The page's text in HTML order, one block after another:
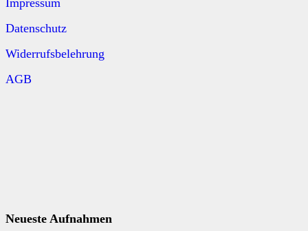
Impressum
Datenschutz
Widerrufsbelehrung
AGB
Neueste Aufnahmen